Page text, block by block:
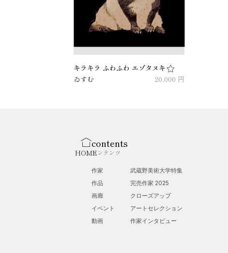
キラキラ ふわふわ エゾタヌキ
ゐすむ
20,000 円
HOME
contents
コンテンツ
作家
作品
画廊
イベント
動画
武蔵野美術大学特集
完売作家 2025
クローズアップ
アートセレクション
作家インタビュー